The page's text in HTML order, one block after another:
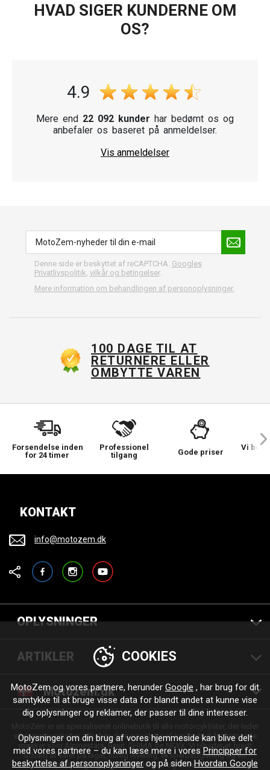
HVAD SIGER KUNDERNE OM
OS?
4.9
Mere end 22 092 kunder har bedømt os og
anbefaler os baseret på anmeldelser.
Vis anmeldelser
Denne side er beskyttet af reCAPTCHA. Googles
Privatlivspolitik vilkår og betingelser.
Mere information om behandlingen af personoplysninger.
100 DAGE TIL AT
RETURNERE ELLER
OMBYTTE VAREN
Forsendelse inden
for 24 timer
Professionel
tilgang
Gode priser
Vi
KONTAKT
info@motozem.dk
FacebookInstagramYouTube
OPLYSNINGER
ARTIKLER
Motozem.dk
efter motorcykeltøj, tilbehør, dele og udstyr af høj kvalitet fra betroede
mærker som Alpinestars, Revit, SHIMA og NEXX. Vi tilbyder et bredt
udvalg af varer på lager, hurtig levering, ekspertrådgivning og en
personlig tilgang – til enhver tur og enhver stil.
COOKIES
MotoZem og vores partnere, herunder Google , har brug for dit
samtykke til at bruge visse data for blandt andet at kunne vise
dig oplysninger og reklamer, der passer til dine interesser.
Oplysninger om din brug af vores hjemmeside kan blive delt
med vores partnere – du kan læse mere i vores Principper for
beskyttelse af personoplysninger og på siden Hvordan Google